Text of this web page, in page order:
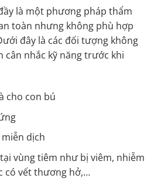
là một phương pháp thẩm
toàn nhưng không phù hợp
đây là các đối tượng không
cân nhắc kỹ năng trước khi
cho con bú
dịch
vùng tiêm như bị viêm, nhiễm
có vết thương hở,…